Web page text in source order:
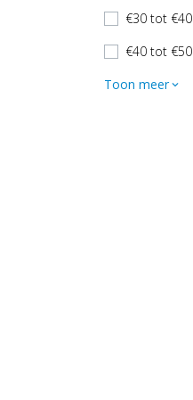
€30 tot €40
€40 tot €50
Toon meerexpand_more